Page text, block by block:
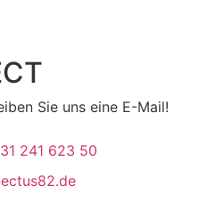
Sie uns eine E-Mail!
241 623 50